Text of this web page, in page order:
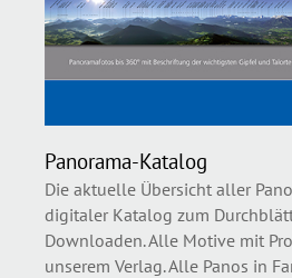
Panorama-Katalog
Die aktuelle Übersicht aller
digitaler Katalog zum
Downloaden. Alle Motive mit
unserem Verlag. Alle Panos in